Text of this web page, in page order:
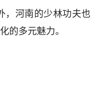
，河南的少林功夫也
的多元魅力。